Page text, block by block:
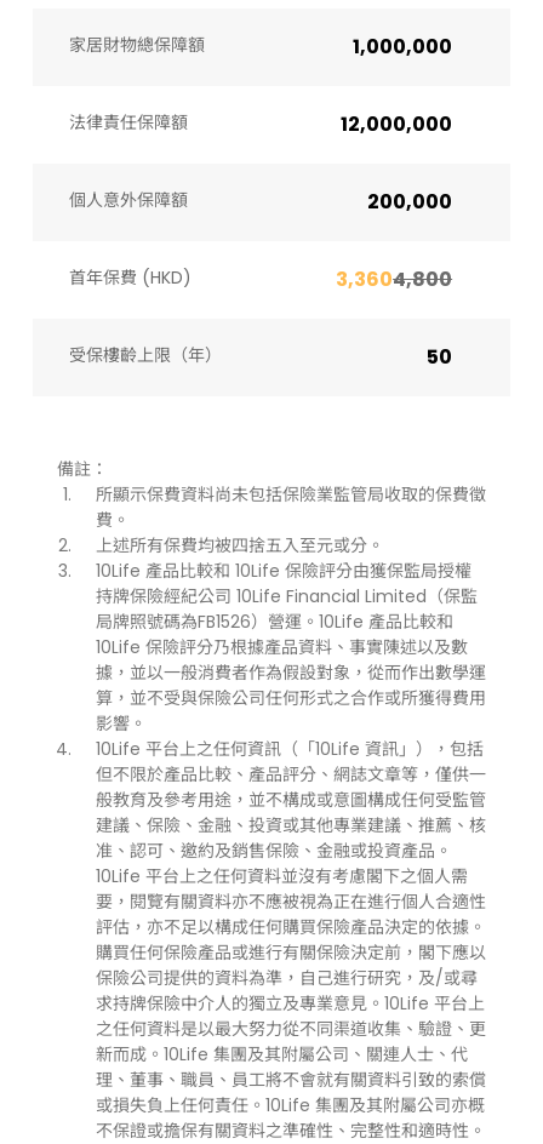
家居財物總保障額 1,000,000
法律責任保障額 12,000,000
個人意外保障額 200,000
首年保費 (HKD) 3,3604,800
受保樓齡上限（年）​ 50
備註：
所顯示保費資料尚未包括保險業監管局收取的保費徵
費。
上述所有保費均被四捨五入至元或分。
10Life 產品比較和 10Life 保險評分由獲保監局授權
持牌保險經紀公司 10Life Financial Limited（保監
局牌照號碼為FB1526）營運。10Life 產品比較和
10Life 保險評分乃根據產品資料、事實陳述以及數
據，並以一般消費者作為假設對象，從而作出數學運
算，並不受與保險公司任何形式之合作或所獲得費用
影響。
10Life 平台上之任何資訊（「10Life 資訊」），包括
但不限於產品比較、產品評分、網誌文章等，僅供一
般教育及參考用途，並不構成或意圖構成任何受監管
建議、保險、金融、投資或其他專業建議、推薦、核
准、認可、邀約及銷售保險、金融或投資產品。
10Life 平台上之任何資料並沒有考慮閣下之個人需
要，閱覽有關資料亦不應被視為正在進行個人合適性
評估，亦不足以構成任何購買保險產品決定的依據。
購買任何保險產品或進行有關保險決定前，閣下應以
保險公司提供的資料為準，自己進行研究，及/或尋
求持牌保險中介人的獨立及專業意見。10Life 平台上
之任何資料是以最大努力從不同渠道收集、驗證、更
新而成。10Life 集團及其附屬公司、關連人士、代
理、董事、職員、員工將不會就有關資料引致的索償
或損失負上任何責任。10Life 集團及其附屬公司亦概
不保證或擔保有關資料之準確性、完整性和適時性。